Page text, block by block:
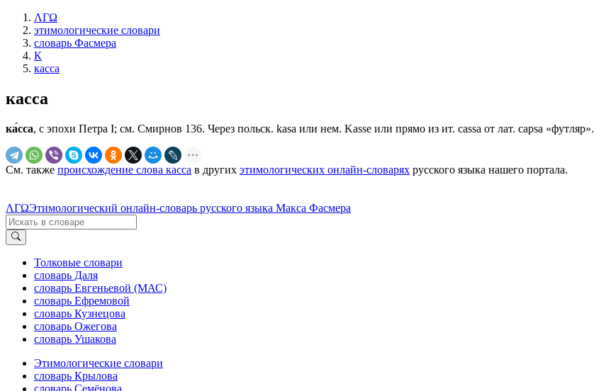
ΛΓΩ
этимологические словари
словарь Фасмера
К
касса
касса
ка́сса, с эпохи Петра I; см. Смирнов 136. Через польск. kasa или нем. Kasse или прямо из ит. саssа от лат. сарsа «футляр».
См. также происхождение слова касса в других этимологических онлайн-словарях русского языка нашего портала.
ΛΓΩЭтимологический онлайн-словарь русского языка Макса Фасмера
Толковые словари
словарь Даля
словарь Евгеньевой (МАС)
словарь Ефремовой
словарь Кузнецова
словарь Ожегова
словарь Ушакова
Этимологические словари
словарь Крылова